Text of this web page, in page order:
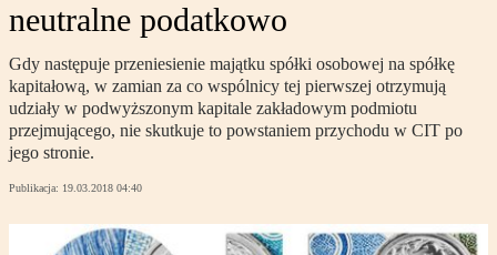
neutralne podatkowo
Gdy następuje przeniesienie majątku spółki osobowej na spółkę
kapitałową, w zamian za co wspólnicy tej pierwszej otrzymują
udziały w podwyższonym kapitale zakładowym podmiotu
przejmującego, nie skutkuje to powstaniem przychodu w CIT po
jego stronie.
Publikacja: 19.03.2018 04:40